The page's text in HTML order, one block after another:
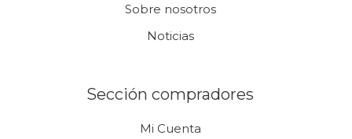
Sobre nosotros
Noticias
Sección compradores
Mi Cuenta